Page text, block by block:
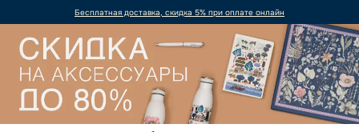
Бесплатная доставка, скидка 5% при оплате онлайн